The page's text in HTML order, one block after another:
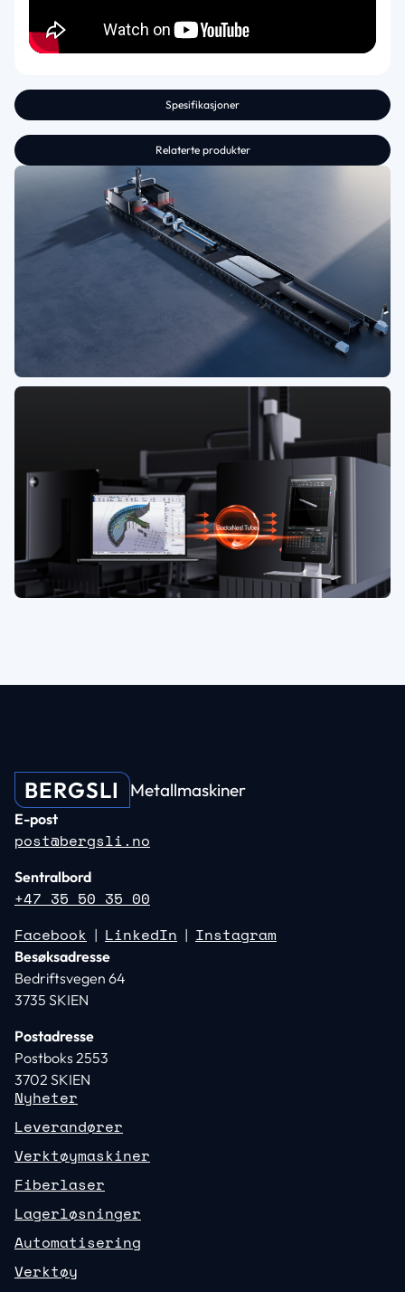
Spesifikasjoner
Relaterte produkter
BERGSLI Metallmaskiner
E-post
post@bergsli.no
Sentralbord
+47 35 50 35 00
Facebook | LinkedIn | Instagram
Besøksadresse
Bedriftsvegen 64
3735 SKIEN
Postadresse
Postboks 2553
3702 SKIEN
Nyheter
Leverandører
Verktøymaskiner
Fiberlaser
Lagerløsninger
Automatisering
Verktøy